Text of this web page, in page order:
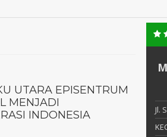
UTARA EPISENTRUM
MENJADI
INDONESIA
Jl.